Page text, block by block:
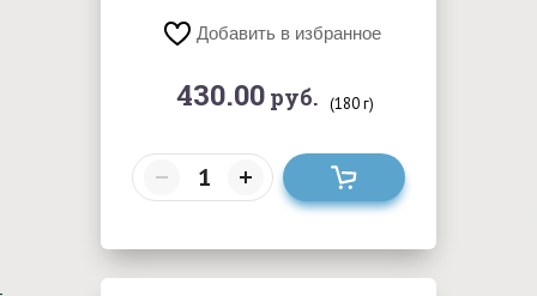
Добавить в избранное
430.00руб. (180 г)